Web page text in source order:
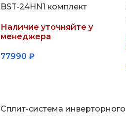
BST-24HN1 комплект
Наличие уточняйте у
менеджера
77990 ₽
Сплит-система инверторного